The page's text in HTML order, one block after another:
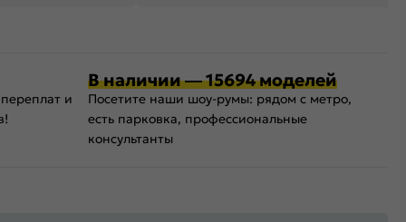
и
В наличии — 15694 моделей
Посетите наши шоу-румы: рядом с метро,
есть парковка, профессиональные
консультанты